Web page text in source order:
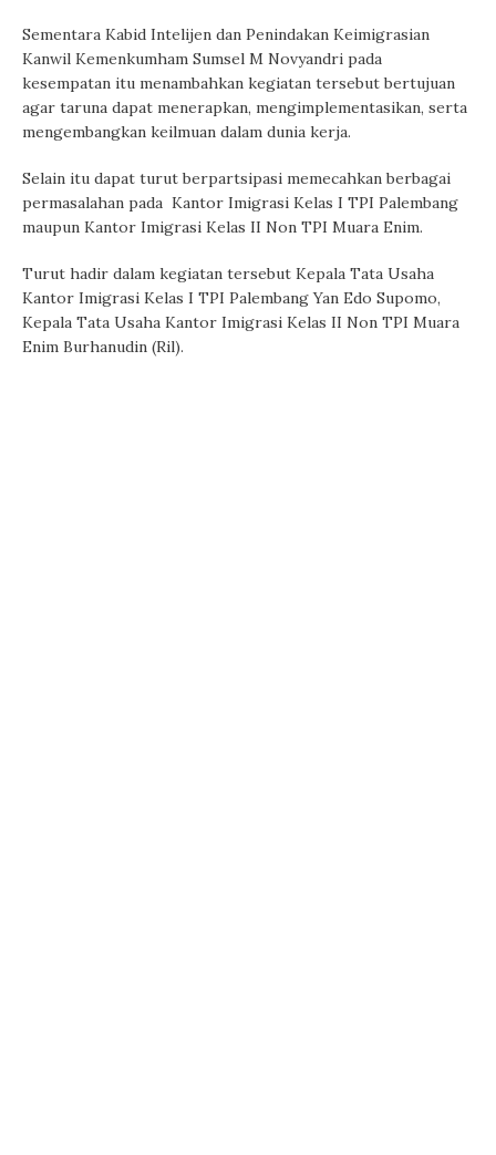
Sementara Kabid Intelijen dan Penindakan Keimigrasian
Kanwil Kemenkumham Sumsel M Novyandri pada
kesempatan itu menambahkan kegiatan tersebut bertujuan
agar taruna dapat menerapkan, mengimplementasikan, serta
mengembangkan keilmuan dalam dunia kerja.
Selain itu dapat turut berpartsipasi memecahkan berbagai
permasalahan pada Kantor Imigrasi Kelas I TPI Palembang
maupun Kantor Imigrasi Kelas II Non TPI Muara Enim.
Turut hadir dalam kegiatan tersebut Kepala Tata Usaha
Kantor Imigrasi Kelas I TPI Palembang Yan Edo Supomo,
Kepala Tata Usaha Kantor Imigrasi Kelas II Non TPI Muara
Enim Burhanudin (Ril).